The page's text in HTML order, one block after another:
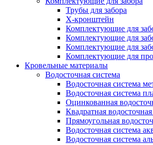
Трубы для забора
Х-кронштейн
Комплектующие для
Комплектующие для
Комплектующие для
Комплектующие для
Кровельные материалы
Водосточная система
Водосточная система
Водосточная система
Оцинкованная
Квадратная
Прямоугольная
Водосточная система
Водосточная система